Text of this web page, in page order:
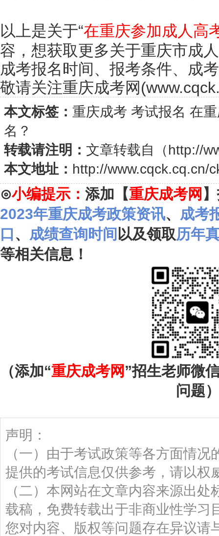
以上是关于“在重庆参加成人高
容，想获取更多关于重庆市成
成考报名时间、报考条件、成
敬请关注重庆成考网
本文标签： 重庆成考 考试报名 在
名？
转载请注明： 文章转载自（http://
本文地址： http://www.cqck.cq.cn/
⊙小编提示： 添加【重庆成考网
2023年重庆成考政策资讯、 成考
口 、 成绩查询时间 以及领取历年
等相关信息！
（添加“重庆成考网 ”招生老师微
问题
声明：
（一）由于考试政策等各方面情
提供的考试信息仅供参考，请以权
（二）本网站在文章内容来源出
载稿，免费转载出于非商业性学习
您对内容、版权等问题存在异议请